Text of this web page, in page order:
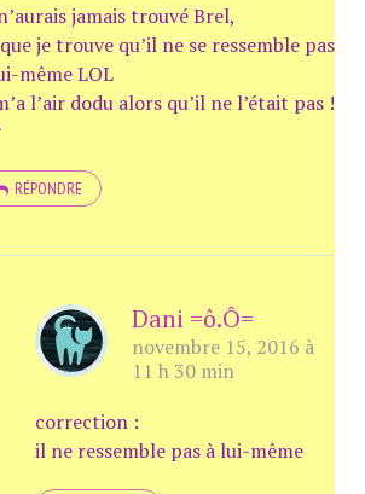
jamais trouvé Brel,
je trouve qu’il ne se ressemble pas
même LOL
l’air dodu alors qu’il ne l’était pas !
RÉPONDRE
Dani =ô.Ô=
novembre 15, 2016 à
11 h 30 min
correction :
il ne ressemble pas à lui-même